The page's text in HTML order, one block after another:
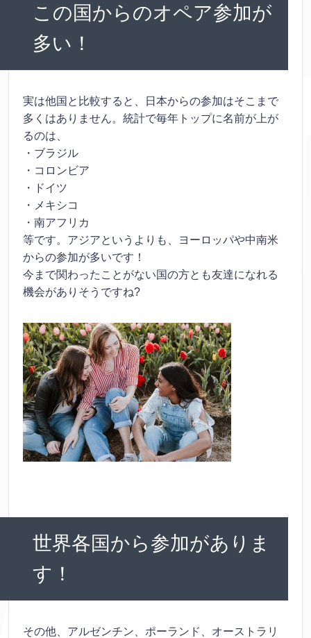
この国からのオペア参加が
多い！
実は他国と比較すると、日本からの参加はそこまで
多くはありません。統計で毎年トップに名前が上が
るのは、
・ブラジル
・コロンビア
・ドイツ
・メキシコ
・南アフリカ
等です。アジアというよりも、ヨーロッパや中南米
からの参加が多いです！
今まで関わったことがない国の方とも友達になれる
機会がありそうですね?
世界各国から参加がありま
す！
その他、アルゼンチン、ポーランド、オーストラリ